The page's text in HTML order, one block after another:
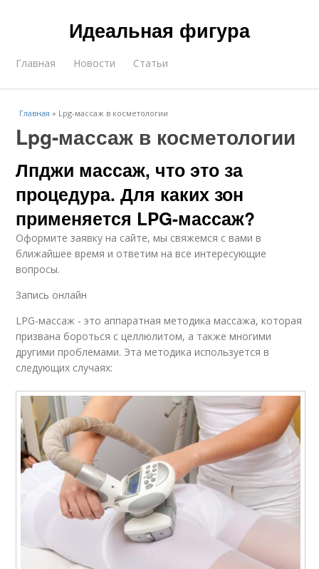
Идеальная фигура
Главная Новости Статьи
Главная » Lpg-массаж в косметологии
Lpg-массаж в косметологии
Лпджи массаж, что это за
процедура. Для каких зон
применяется LPG-массаж?
Оформите заявку на сайте, мы свяжемся с вами в
ближайшее время и ответим на все интересующие
вопросы.
Запись онлайн
LPG-массаж - это аппаратная методика массажа, которая
призвана бороться с целлюлитом, а также многими
другими проблемами. Эта методика используется в
следующих случаях: